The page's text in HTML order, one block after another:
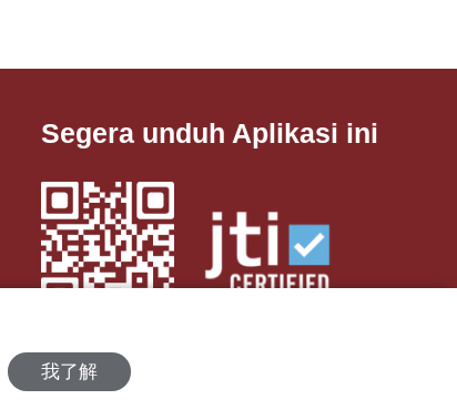
Segera unduh Aplikasi ini
我了解